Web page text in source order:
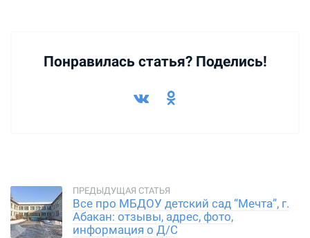
Понравилась статья? Поделись!
Все про МБДОУ детский сад “Мечта”, г.
Абакан: отзывы, адрес, фото,
информация о Д/С